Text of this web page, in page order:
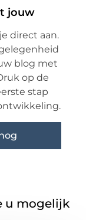
jouw
direct aan.
blog met
op de
stap
u mogelijk